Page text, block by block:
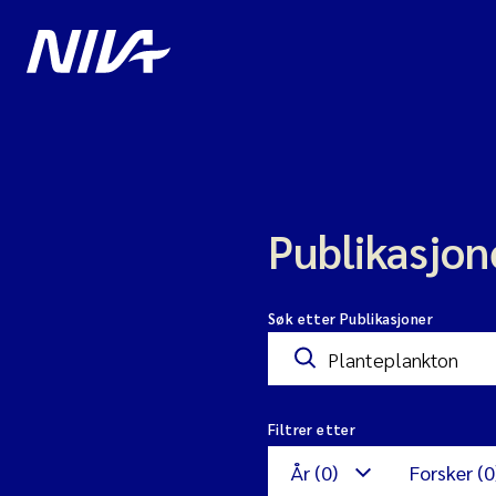
Søk etter Publikasjoner
Filtrer etter
År (0) Forsker